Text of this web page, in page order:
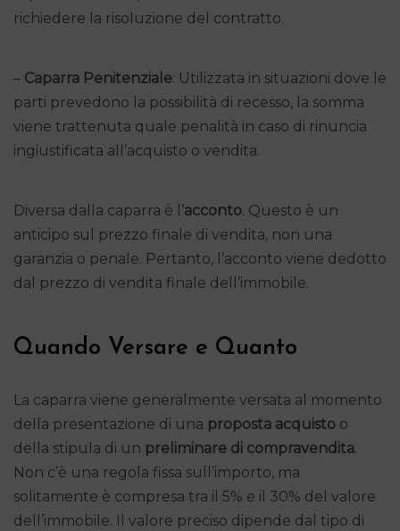
richiedere la risoluzione del contratto.
– Caparra Penitenziale: Utilizzata in situazioni dove le
parti prevedono la possibilità di recesso, la somma
viene trattenuta quale penalità in caso di rinuncia
ingiustificata all’acquisto o vendita.
Diversa dalla caparra è l’acconto. Questo è un
anticipo sul prezzo finale di vendita, non una
garanzia o penale. Pertanto, l’acconto viene dedotto
dal prezzo di vendita finale dell’immobile.
Quando Versare e Quanto
La caparra viene generalmente versata al momento
della presentazione di una proposta acquisto o
della stipula di un preliminare di compravendita.
Non c’è una regola fissa sull’importo, ma
solitamente è compresa tra il 5% e il 30% del valore
dell’immobile. Il valore preciso dipende dal tipo di